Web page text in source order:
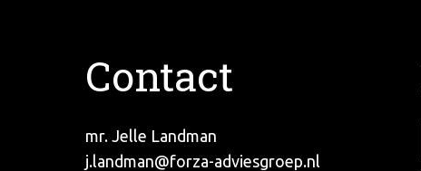
Contact
mr. Jelle Landman
j.landman@forza-adviesgroep.nl